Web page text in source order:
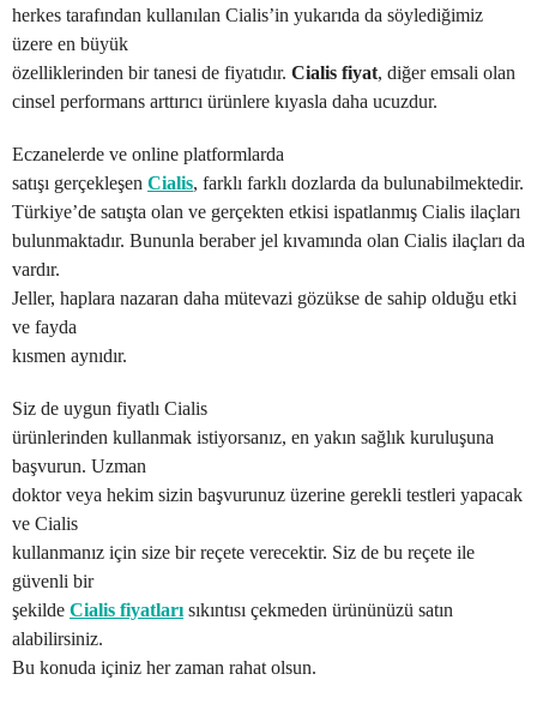
herkes tarafından kullanılan Cialis’in yukarıda da söylediğimiz
üzere en büyük
özelliklerinden bir tanesi de fiyatıdır. Cialis fiyat, diğer emsali olan
cinsel performans arttırıcı ürünlere kıyasla daha ucuzdur.
Eczanelerde ve online platformlarda
satışı gerçekleşen Cialis, farklı farklı dozlarda da bulunabilmektedir.
Türkiye’de satışta olan ve gerçekten etkisi ispatlanmış Cialis ilaçları
bulunmaktadır. Bununla beraber jel kıvamında olan Cialis ilaçları da
vardır.
Jeller, haplara nazaran daha mütevazi gözükse de sahip olduğu etki
ve fayda
kısmen aynıdır.
Siz de uygun fiyatlı Cialis
ürünlerinden kullanmak istiyorsanız, en yakın sağlık kuruluşuna
başvurun. Uzman
doktor veya hekim sizin başvurunuz üzerine gerekli testleri yapacak
ve Cialis
kullanmanız için size bir reçete verecektir. Siz de bu reçete ile
güvenli bir
şekilde Cialis fiyatları sıkıntısı çekmeden ürününüzü satın
alabilirsiniz.
Bu konuda içiniz her zaman rahat olsun.